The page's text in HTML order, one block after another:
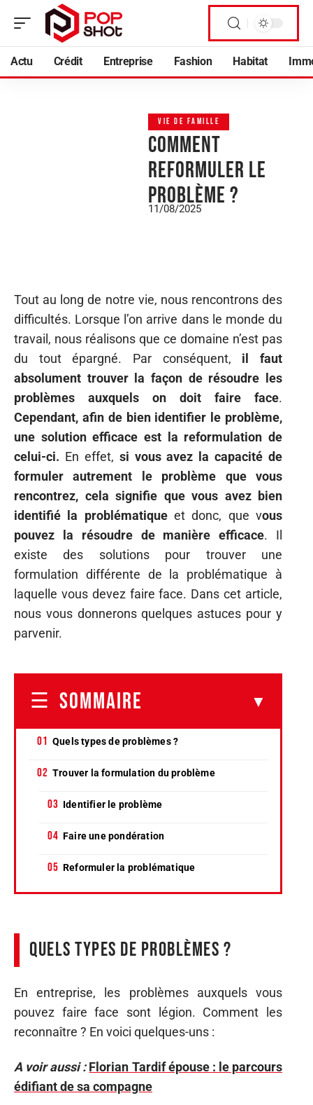
Actu Crédit Entreprise Fashion Habitat
VIE DE FAMILLE
Comment
reformuler le
problème ?
11/08/2025
Tout au long de notre vie, nous rencontrons des
difficultés. Lorsque l’on arrive dans le monde du
travail, nous réalisons que ce domaine n’est pas
du tout épargné. Par conséquent, il faut
absolument trouver la façon de résoudre les
problèmes auxquels on doit faire face.
Cependant, afin de bien identifier le problème,
une solution efficace est la reformulation de
celui-ci. En effet, si vous avez la capacité de
formuler autrement le problème que vous
rencontrez, cela signifie que vous avez bien
identifié la problématiqueet donc, que vous
pouvez la résoudre de manière efficace. Il
existe des solutions pour trouver une
formulation différente de la problématique à
laquelle vous devez faire face. Dans cet article,
nous vous donnerons quelques astuces pour y
parvenir.
SOMMAIRE
Quels types de problèmes ?
Trouver la formulation du problème
Identifier le problème
Faire une pondération
Reformuler la problématique
Quels types de problèmes ?
En entreprise, les problèmes auxquels vous
pouvez faire face sont légion. Comment les
reconnaître ? En voici quelques-uns :
A voir aussi : Florian Tardif épouse : le parcours
édifiant de sa compagne